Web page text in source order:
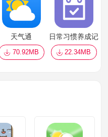
天气通
70.92MB
日常习惯养成记
22.34MB